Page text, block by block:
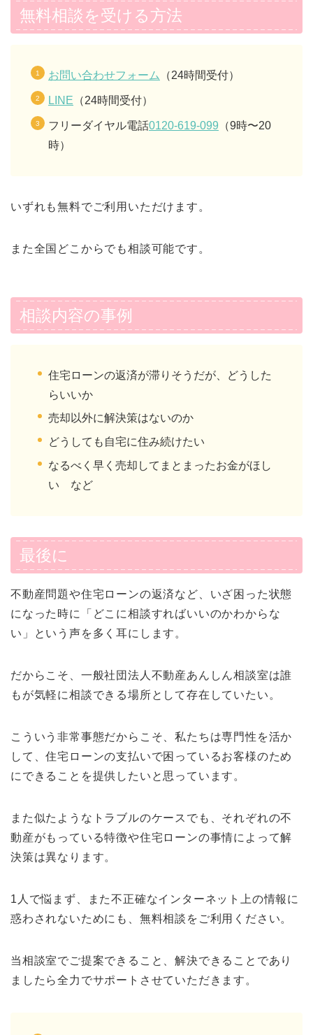
無料相談を受ける方法
お問い合わせフォーム （24時間受付）
LINE （24時間受付）
フリーダイヤル電話0120-619-099 （9時〜20
時）
いずれも無料でご利用いただけます。
また全国どこからでも相談可能です。
相談内容の事例
住宅ローンの返済が滞りそうだが、どうした
らいいか
売却以外に解決策はないのか
どうしても自宅に住み続けたい
なるべく早く売却してまとまったお金がほし
い など
最後に
不動産問題や住宅ローンの返済など、いざ困った状態
になった時に「どこに相談すればいいのかわからな
い」という声を多く耳にします。
だからこそ、一般社団法人不動産あんしん相談室は誰
もが気軽に相談できる場所として存在していたい。
こういう非常事態だからこそ、私たちは専門性を活か
して、住宅ローンの支払いで困っているお客様のため
にできることを提供したいと思っています。
また似たようなトラブルのケースでも、それぞれの不
動産がもっている特徴や住宅ローンの事情によって解
決策は異なります。
1人で悩まず、また不正確なインターネット上の情報に
惑わされないためにも、無料相談をご利用ください。
当相談室でご提案できること、解決できることであり
ましたら全力でサポートさせていただきます。